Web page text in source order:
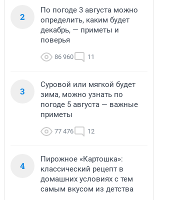
2
По погоде 3 августа можно
определить, каким будет
декабрь, — приметы и
поверья
86 960 11
3
Суровой или мягкой будет
зима, можно узнать по
погоде 5 августа — важные
приметы
77 476 12
4
Пирожное «Картошка»:
классический рецепт в
домашних условиях с тем
самым вкусом из детства